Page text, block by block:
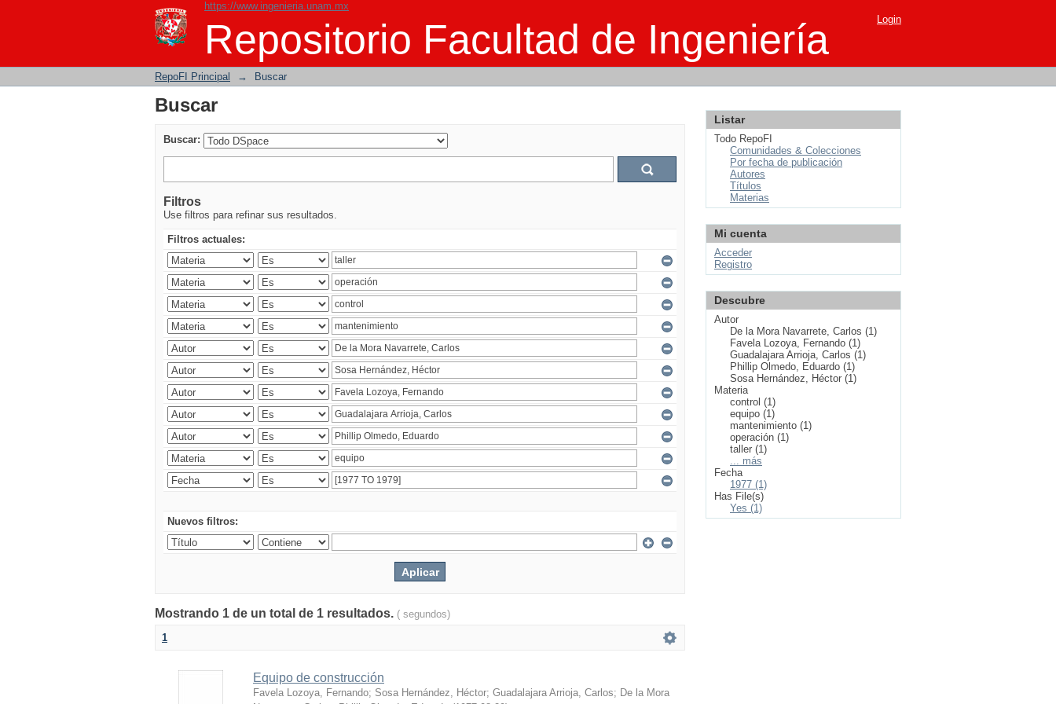
https://www.ingenieria.unam.mx
Repositorio Facultad de Ingeniería
Buscar Login
RepoFI Principal → Buscar
Buscar
Buscar:
Filtros
Use filtros para refinar sus resultados.
Filtros actuales:
Nuevos filtros:
Mostrando 1 de un total de 1 resultados. ( segundos)
1
Equipo de construcción
Favela Lozoya, Fernando; Sosa Hernández, Héctor; Guadalajara Arrioja, Carlos; De la Mora
Listar
Todo RepoFI
Comunidades & Colecciones
Por fecha de publicación
Autores
Títulos
Materias
Mi cuenta
Acceder
Registro
Descubre
Autor
De la Mora Navarrete, Carlos (1)
Favela Lozoya, Fernando (1)
Guadalajara Arrioja, Carlos (1)
Phillip Olmedo, Eduardo (1)
Sosa Hernández, Héctor (1)
Materia
control (1)
equipo (1)
mantenimiento (1)
operación (1)
taller (1)
... más
Fecha
1977 (1)
Has File(s)
Yes (1)